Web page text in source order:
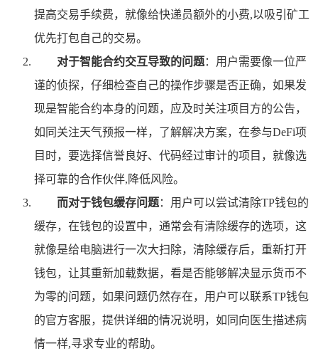
提高交易手续费，就像给快递员额外的小费,以吸引矿工
优先打包自己的交易。
对于智能合约交互导致的问题：用户需要像一位严
谨的侦探，仔细检查自己的操作步骤是否正确，如果发
现是智能合约本身的问题，应及时关注项目方的公告，
如同关注天气预报一样，了解解决方案，在参与DeFi项
目时，要选择信誉良好、代码经过审计的项目，就像选
择可靠的合作伙伴,降低风险。
而对于钱包缓存问题：用户可以尝试清除TP钱包的
缓存，在钱包的设置中，通常会有清除缓存的选项，这
就像是给电脑进行一次大扫除，清除缓存后，重新打开
钱包，让其重新加载数据，看是否能够解决显示货币不
为零的问题，如果问题仍然存在，用户可以联系TP钱包
的官方客服，提供详细的情况说明，如同向医生描述病
情一样,寻求专业的帮助。